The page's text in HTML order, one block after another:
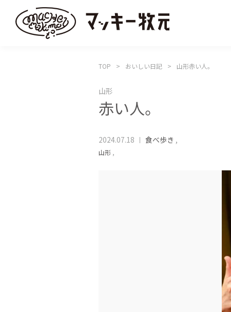
TOP おいしい日記 山形赤い人。
山形
赤い人。
2024.07.18 食べ歩き ,
山形 ,